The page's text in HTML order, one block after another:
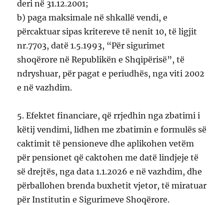
deri në 31.12.2001;
b) paga maksimale në shkallë vendi, e
përcaktuar sipas kritereve të nenit 10, të ligjit
nr.7703, datë 1.5.1993, “Për sigurimet
shoqërore në Republikën e Shqipërisë”, të
ndryshuar, për pagat e periudhës, nga viti 2002
e në vazhdim.
5. Efektet financiare, që rrjedhin nga zbatimi i
këtij vendimi, lidhen me zbatimin e formulës së
caktimit të pensioneve dhe aplikohen vetëm
për pensionet që caktohen me datë lindjeje të
së drejtës, nga data 1.1.2026 e në vazhdim, dhe
përballohen brenda buxhetit vjetor, të miratuar
për Institutin e Sigurimeve Shoqërore.